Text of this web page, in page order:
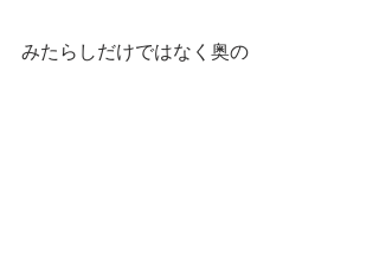
みたらしだけではなく奥の